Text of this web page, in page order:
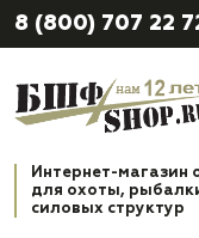
8 (800) 707 22
Интернет-магазин
для охоты,
силовых структур